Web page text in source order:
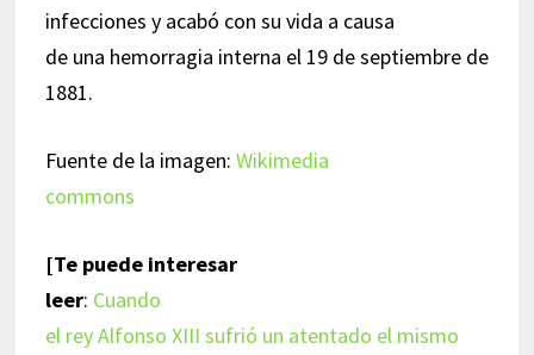
infecciones y acabó con su vida a causa
de una hemorragia interna el 19 de septiembre de
1881.
Fuente de la imagen: Wikimedia
commons
[Te puede interesar
leer: Cuando
el rey Alfonso XIII sufrió un atentado el mismo